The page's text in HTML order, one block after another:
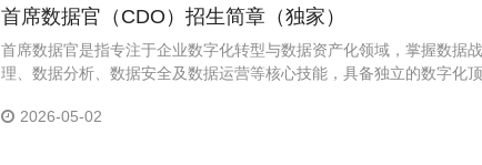
首席数据官（CDO）招生简章（独家）
首席数据官是指专注于企业数字化转型与数据资产化领域，掌握数据
理、数据分析、数据安全及数据运营等核心技能，具备独立的数字化
2026-05-02